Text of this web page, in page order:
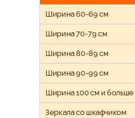
Ширина 60-69 см
Ширина 70-79 см
Ширина 80-89 см
Ширина 90-99 см
Ширина 100 см и больше
Зеркала со шкафчиком